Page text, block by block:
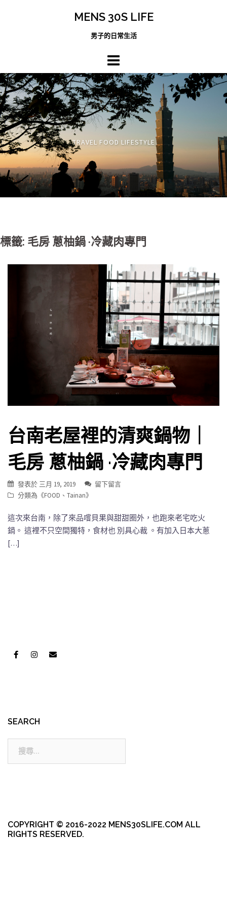
MENS 30S LIFE
男子的日常生活
TRAVEL FOOD LIFESTYLE
標籤: 毛房 蔥柚鍋 ·冷藏肉專門
台南老屋裡的清爽鍋物｜
毛房 蔥柚鍋 ·冷藏肉專門
發表於 三月 19, 2019
留下留言
分類為《FOOD 、 Tainan》
這次來台南，除了來品嚐貝果與甜甜圈外，也跑來老宅吃火
鍋。 這裡不只空間獨特，食材也 別具心裁 。有加入日本大蔥
[…]
SEARCH
COPYRIGHT © 2016-2022 MENS30SLIFE.COM ALL
RIGHTS RESERVED.